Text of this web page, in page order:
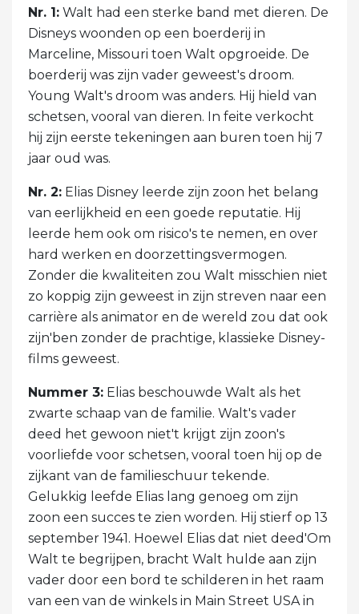
Nr. 1: Walt had een sterke band met dieren. De
Disneys woonden op een boerderij in
Marceline, Missouri toen Walt opgroeide. De
boerderij was zijn vader geweest's droom.
Young Walt's droom was anders. Hij hield van
schetsen, vooral van dieren. In feite verkocht
hij zijn eerste tekeningen aan buren toen hij 7
jaar oud was.
Nr. 2: Elias Disney leerde zijn zoon het belang
van eerlijkheid en een goede reputatie. Hij
leerde hem ook om risico's te nemen, en over
hard werken en doorzettingsvermogen.
Zonder die kwaliteiten zou Walt misschien niet
zo koppig zijn geweest in zijn streven naar een
carrière als animator en de wereld zou dat ook
zijn'ben zonder de prachtige, klassieke Disney-
films geweest.
Nummer 3: Elias beschouwde Walt als het
zwarte schaap van de familie. Walt's vader
deed het gewoon niet't krijgt zijn zoon's
voorliefde voor schetsen, vooral toen hij op de
zijkant van de familieschuur tekende.
Gelukkig leefde Elias lang genoeg om zijn
zoon een succes te zien worden. Hij stierf op 13
september 1941. Hoewel Elias dat niet deed'Om
Walt te begrijpen, bracht Walt hulde aan zijn
vader door een bord te schilderen in het raam
van een van de winkels in Main Street USA in